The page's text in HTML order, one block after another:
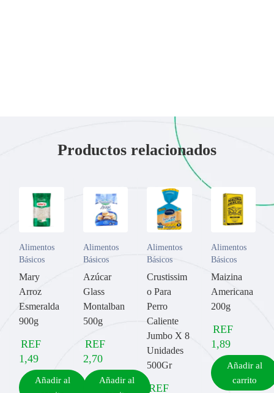
Productos relacionados
Alimentos
Básicos
Mary
Arroz
Esmeralda
900g
REF
1,49
Añadir al
Alimentos
Básicos
Azúcar
Glass
Montalban
500g
REF
2,70
Añadir al
Alimentos
Básicos
Crustissim
o Para
Perro
Caliente
Jumbo X 8
Unidades
500Gr
REF
Alimentos
Básicos
Maizina
Americana
200g
REF
1,89
Añadir al
carrito